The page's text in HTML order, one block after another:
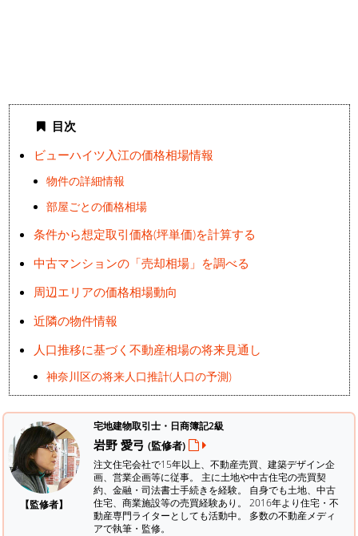
目次
ビューハイツ入江の価格相場情報
物件の詳細情報
部屋ごとの価格相場
条件から想定取引価格(坪単価)を計算する
中古マンションの「売却相場」を調べる
周辺エリアの価格相場動向
近隣の物件情報
人口推移に基づく不動産相場の将来見通し
神奈川区の将来人口推計(人口の予測)
【監修者】
宅地建物取引士・日商簿記2級
岩野 愛弓 (監修者)
注文住宅会社で15年以上、不動産売買、建築デザイン企
画、営業企画等に従事。 主に土地や中古住宅の売買契
約、金融・司法書士手続きを経験。 自身でも土地、中古
住宅、商業施設等の売買経験あり。 2016年より住宅・不
動産専門ライターとしても活動中。 多数の不動産メディ
アで執筆・監修。